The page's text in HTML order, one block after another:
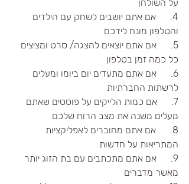
על השולחן
4.      אם אתם יושבים לשחק עם הילדים
והטלפון מונח לידכם
5.      אם אתם יוצאים להצגה/ סרט ומציצים
כל כמה זמן בטלפון
6.      אם אתם מתעדים יום ביומו ומעלים
לרשתות החברתיות
7.      אם כמות הלייקים על פוסטים שאתם
מעלים משנה את מצב הרוח שלכם
8.      אם אתם מחוברים לאפליקציות
המתריאות על חדשות
9.      אם אתם מתכתבים עם בת הזוג יותר
מאשר מדברים